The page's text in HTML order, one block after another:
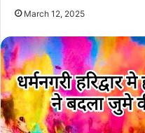
March 12, 2025